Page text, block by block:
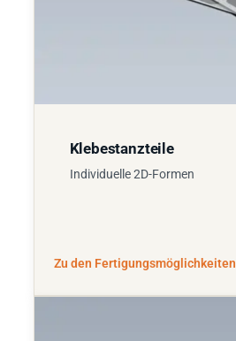
Klebestanzteile
Individuelle 2D-Formen
Zu den Fertigungsmöglichkeiten